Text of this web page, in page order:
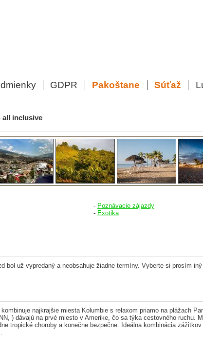
GDPR Pakoštane Súťaž
all inclusive
- Poznávacie zájazdy
- Exotika
bol už vypredaný a neobsahuje žiadne termíny. Vyberte si prosím
najkrajšie miesta Kolumbie s relaxom priamo na plážach
) dávajú na prvé miesto v Amerike, čo sa týka cestovného ruchu.
tropické choroby a konečne bezpečne. Ideálna kombinácia